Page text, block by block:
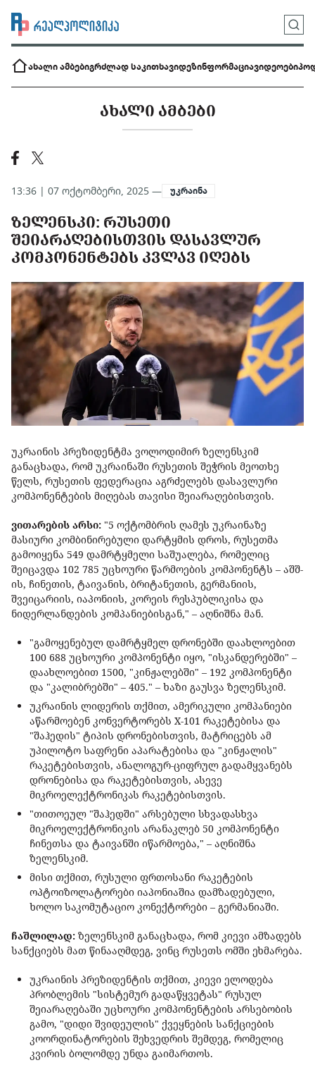
ახალი ამბებიგრძლად საკითხავიდეზინფორმაციავიდეოები
ᲐᲮᲐᲚᲘ ᲐᲛᲑᲔᲑᲘ
13:36 | 07 ოქტომბერი, 2025 — უკრაინა
ᲖᲔᲚᲔᲜᲡᲙᲘ: ᲠᲣᲡᲔᲗᲘ
ᲨᲔᲘᲐᲠᲐᲦᲔᲑᲘᲡᲗᲕᲘᲡ ᲓᲐᲡᲐᲕᲚᲣᲠ
ᲙᲝᲛᲞᲝᲜᲔᲜᲢᲔᲑᲡ ᲙᲕᲚᲐᲕ ᲘᲦᲔᲑᲡ
უკრაინის პრეზიდენტმა ვოლოდიმირ ზელენსკიმ
განაცხადა, რომ უკრაინაში რუსეთის შეჭრის მეოთხე
წელს, რუსეთის ფედერაცია აგრძელებს დასავლური
კომპონენტების მიღებას თავისი შეიარაღებისთვის.
ვითარების არსი: "5 ოქტომბრის ღამეს უკრაინაზე
მასიური კომბინირებული დარტყმის დროს, რუსეთმა
გამოიყენა 549 დამრტყმელი საშუალება, რომელიც
შეიცავდა 102 785 უცხოური წარმოების კომპონენტს – აშშ-
ის, ჩინეთის, ტაივანის, ბრიტანეთის, გერმანიის,
შვეიცარიის, იაპონიის, კორეის რესპუბლიკისა და
ნიდერლანდების კომპანიებისგან," – აღნიშნა მან.
"გამოყენებულ დამრტყმელ დრონებში დაახლოებით
100 688 უცხოური კომპონენტი იყო, "ისკანდერებში" –
დაახლოებით 1500, "კინჟალებში" – 192 კომპონენტი
და "კალიბრებში" – 405." – ხაზი გაუსვა ზელენსკიმ.
უკრაინის ლიდერის თქმით, ამერიკული კომპანიები
აწარმოებენ კონვერტორებს X-101 რაკეტებისა და
"შაჰედის" ტიპის დრონებისთვის, მატრიცებს ამ
უპილოტო საფრენი აპარატებისა და "კინჟალის"
რაკეტებისთვის, ანალოგურ-ციფრულ გადამყვანებს
დრონებისა და რაკეტებისთვის, ასევე
მიკროელექტრონიკას რაკეტებისთვის.
"თითოეულ "შაჰედში" არსებული სხვადასხვა
მიკროელექტრონიკის არანაკლებ 50 კომპონენტი
ჩინეთსა და ტაივანში იწარმოება," – აღნიშნა
ზელენსკიმ.
მისი თქმით, რუსული ფრთოსანი რაკეტების
ოპტოიზოლატორები იაპონიაშია დამზადებული,
ხოლო საკომუტაციო კონექტორები – გერმანიაში.
ჩაშლილად: ზელენსკიმ განაცხადა, რომ კიევი ამზადებს
სანქციებს მათ წინააღმდეგ, ვინც რუსეთს ომში ეხმარება.
უკრაინის პრეზიდენტის თქმით, კიევი ელოდება
პრობლემის "სისტემურ გადაწყვეტას" რუსულ
შეიარაღებაში უცხოური კომპონენტების არსებობის
გამო, "დიდი შვიდეულის" ქვეყნების სანქციების
კოორდინატორების შეხვედრის შემდეგ, რომელიც
კვირის ბოლომდე უნდა გაიმართოს.